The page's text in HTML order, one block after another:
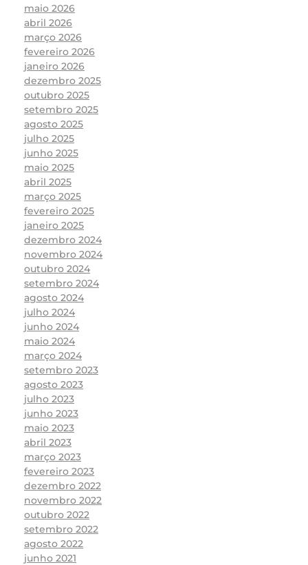
maio 2026
abril 2026
março 2026
fevereiro 2026
janeiro 2026
dezembro 2025
outubro 2025
setembro 2025
agosto 2025
julho 2025
junho 2025
maio 2025
abril 2025
março 2025
fevereiro 2025
janeiro 2025
dezembro 2024
novembro 2024
outubro 2024
setembro 2024
agosto 2024
julho 2024
junho 2024
maio 2024
março 2024
setembro 2023
agosto 2023
julho 2023
junho 2023
maio 2023
abril 2023
março 2023
fevereiro 2023
dezembro 2022
novembro 2022
outubro 2022
setembro 2022
agosto 2022
junho 2021